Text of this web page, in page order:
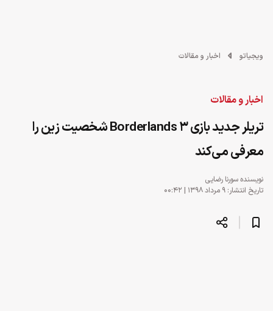
ویجیاتو اخبار و مقالات
اخبار و مقالات
تریلر جدید بازی Borderlands 3 شخصیت زین را
معرفی می‌کند
نویسندهسورنا رضایی
تاریخ انتشار: ۹ مرداد ۱۳۹۸ | ۰۰:۴۲